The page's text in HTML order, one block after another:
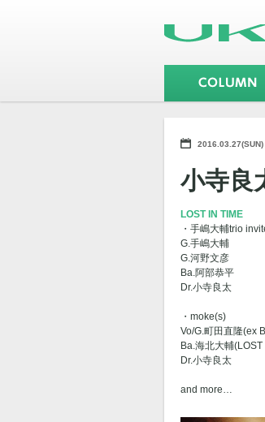
2016.03.27(SUN)
小寺良
LOST IN TIME
・手嶋大輔trio
G.手嶋大輔
G.河野文彦
Ba.阿部恭平
Dr.小寺良太
・moke(s)
Vo/G.町田直隆(ex
Ba.海北大輔(LOST
Dr.小寺良太
and more…